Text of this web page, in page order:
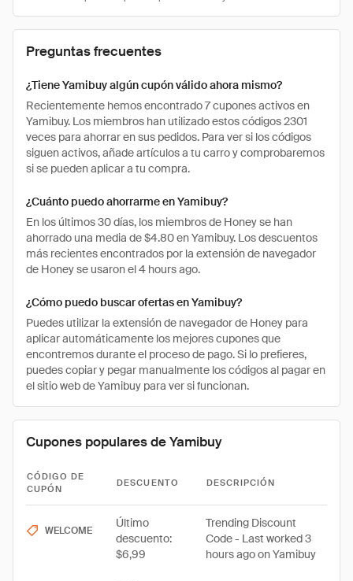
Preguntas frecuentes
¿Tiene Yamibuy algún cupón válido ahora mismo?
Recientemente hemos encontrado 7 cupones activos en
Yamibuy. Los miembros han utilizado estos códigos 2301
veces para ahorrar en sus pedidos. Para ver si los códigos
siguen activos, añade artículos a tu carro y comprobaremos
si se pueden aplicar a tu compra.
¿Cuánto puedo ahorrarme en Yamibuy?
En los últimos 30 días, los miembros de Honey se han
ahorrado una media de $4.80 en Yamibuy. Los descuentos
más recientes encontrados por la extensión de navegador
de Honey se usaron el 4 hours ago.
¿Cómo puedo buscar ofertas en Yamibuy?
Puedes utilizar la extensión de navegador de Honey para
aplicar automáticamente los mejores cupones que
encontremos durante el proceso de pago. Si lo prefieres,
puedes copiar y pegar manualmente los códigos al pagar en
el sitio web de Yamibuy para ver si funcionan.
Cupones populares de Yamibuy
CÓDIGO DE
CUPÓN
DESCUENTO DESCRIPCIÓN
WELCOME
Último
descuento:
$6,99
Trending Discount
Code - Last worked 3
hours ago on Yamibuy